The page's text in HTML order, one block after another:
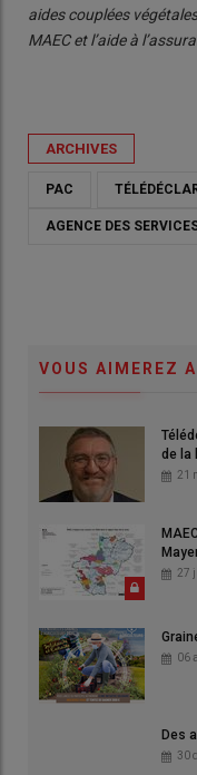
aides couplées
MAEC et l’aide à
ARCHIVES
PAC
AGENCE DES
VOUS AIMEREZ
de la
21
27
06
Des
30